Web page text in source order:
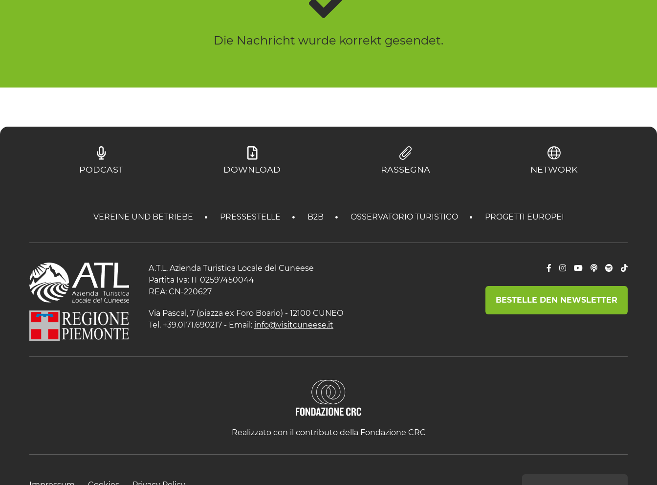
Die Nachricht wurde korrekt gesendet.
PODCAST DOWNLOAD RASSEGNA NETWORK
VEREINE UND BETRIEBE PRESSESTELLE B2B OSSERVATORIO TURISTICO PROGETTI EUROPEI
A.T.L. Azienda Turistica Locale del Cuneese
Partita Iva: IT 02597450044
REA: CN-220627
Via Pascal, 7 (piazza ex Foro Boario) - 12100 CUNEO
Tel. +39.0171.690217 - Email: info@visitcuneese.it
BESTELLE DEN NEWSLETTER
Realizzato con il contributo della Fondazione CRC